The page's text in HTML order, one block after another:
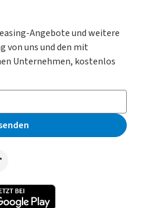
Angebote und weitere
von uns und den mit
Unternehmen, kostenlos